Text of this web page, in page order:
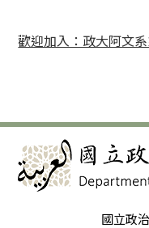
歡迎加入：政大阿文
國立政